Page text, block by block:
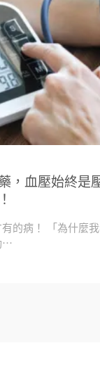
，血壓始終是
的病！ 「為什麼
⋯